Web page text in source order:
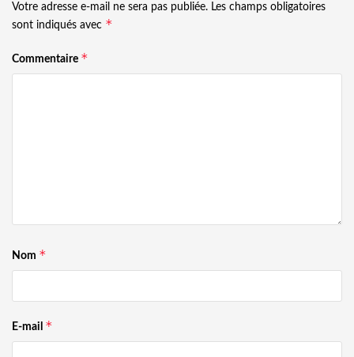
Votre adresse e-mail ne sera pas publiée. Les champs obligatoires
sont indiqués avec *
Commentaire *
Nom *
E-mail *